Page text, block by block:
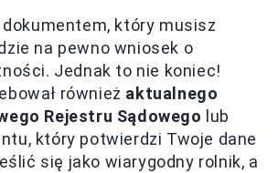
który musisz
na pewno wniosek o
Jednak to nie koniec!
również aktualnego
Rejestru Sądowego lub
który potwierdzi Twoje dane
się jako wiarygodny rolnik, a